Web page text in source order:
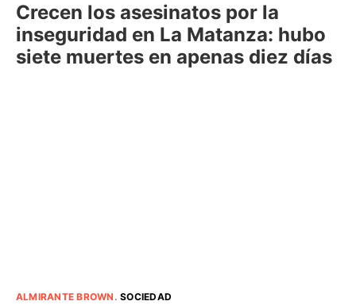
Crecen los asesinatos por la
inseguridad en La Matanza: hubo
siete muertes en apenas diez días
ALMIRANTE BROWN .SOCIEDAD